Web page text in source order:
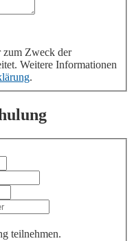
zum Zweck der
Weitere Informationen
.
teilnehmen.